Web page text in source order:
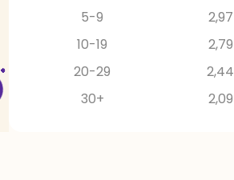
5-9
2,97
10-19
2,79
20-29
2,44
30+
2,09